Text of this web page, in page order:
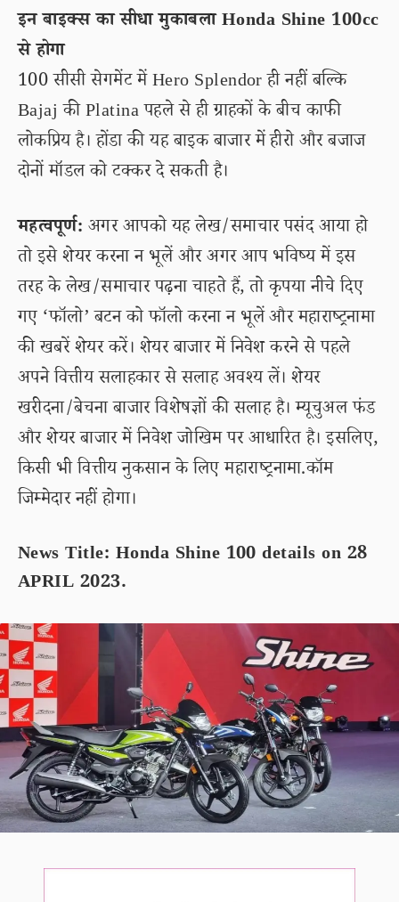
इन बाइक्स का सीधा मुकाबला Honda Shine 100cc
से होगा
100 सीसी सेगमेंट में Hero Splendor ही नहीं बल्कि
Bajaj की Platina पहले से ही ग्राहकों के बीच काफी
लोकप्रिय है। होंडा की यह बाइक बाजार में हीरो और बजाज
दोनों मॉडल को टक्कर दे सकती है।
महत्वपूर्ण: अगर आपको यह लेख/समाचार पसंद आया हो
तो इसे शेयर करना न भूलें और अगर आप भविष्य में इस
तरह के लेख/समाचार पढ़ना चाहते हैं, तो कृपया नीचे दिए
गए ‘फॉलो’ बटन को फॉलो करना न भूलें और महाराष्ट्रनामा
की खबरें शेयर करें। शेयर बाजार में निवेश करने से पहले
अपने वित्तीय सलाहकार से सलाह अवश्य लें। शेयर
खरीदना/बेचना बाजार विशेषज्ञों की सलाह है। म्यूचुअल फंड
और शेयर बाजार में निवेश जोखिम पर आधारित है। इसलिए,
किसी भी वित्तीय नुकसान के लिए महाराष्ट्रनामा.कॉम
जिम्मेदार नहीं होगा।
News Title: Honda Shine 100 details on 28
APRIL 2023.